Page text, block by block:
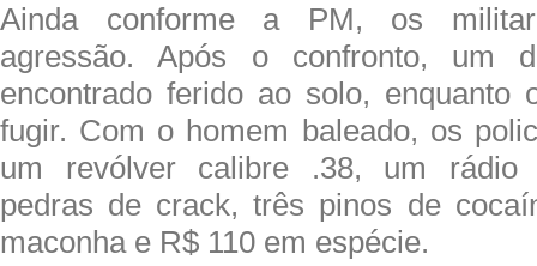
Ainda conforme a PM, os
agressão. Após o confronto, um
encontrado ferido ao solo, enquanto
fugir. Com o homem baleado, os
um revólver calibre .38, um rádio
pedras de crack, três pinos de
maconha e R$ 110 em espécie.